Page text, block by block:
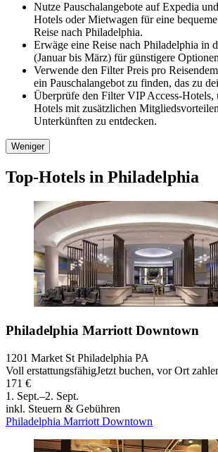
Nutze Pauschalangebote auf Expedia
Hotels oder Mietwagen für eine
Reise nach Philadelphia.
Erwäge eine Reise nach Philadelphia in
(Januar bis März) für günstigere
Verwende den Filter Preis pro
ein Pauschalangebot zu finden, das zu
Überprüfe den Filter VIP Access-Hotels,
Hotels mit zusätzlichen
Unterkünften zu entdecken.
Weniger
Top-Hotels in Philadelphia
Philadelphia Marriott Downtown
1201 Market St Philadelphia PA
Voll erstattungsfähigJetzt buchen, vor Ort
171 €
1. Sept.–2. Sept.
inkl. Steuern & Gebühren
Philadelphia Marriott Downtown